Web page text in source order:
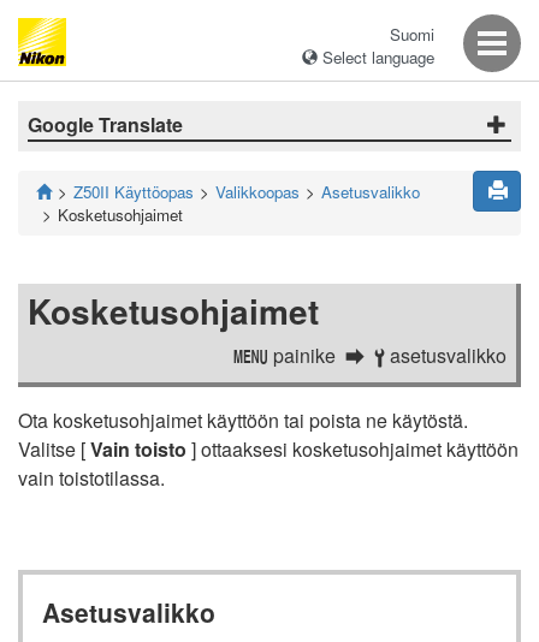
Suomi
Select language
Google Translate
Z50II Käyttöopas Valikkoopas
Asetusvalikko
Kosketusohjaimet
Kosketusohjaimet
G painike B asetusvalikko
Ota kosketusohjaimet käyttöön tai poista ne käytöstä.
Valitse [Vain toisto ] ottaaksesi kosketusohjaimet käyttöön
vain toistotilassa.
Asetusvalikko